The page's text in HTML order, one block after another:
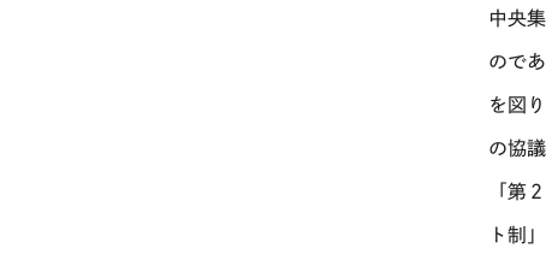
中央
ので
を図
の協
「第
ト制